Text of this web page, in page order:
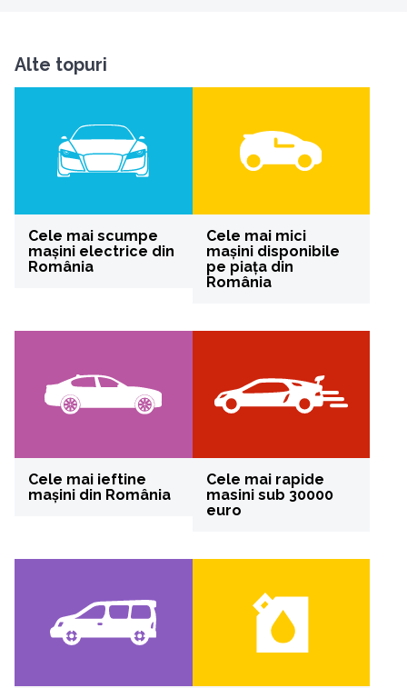
Alte topuri
Cele mai scumpe
mașini electrice din
România
Cele mai mici
mașini disponibile
pe piața din
România
Cele mai ieftine
mașini din România
Cele mai rapide
masini sub 30000
euro